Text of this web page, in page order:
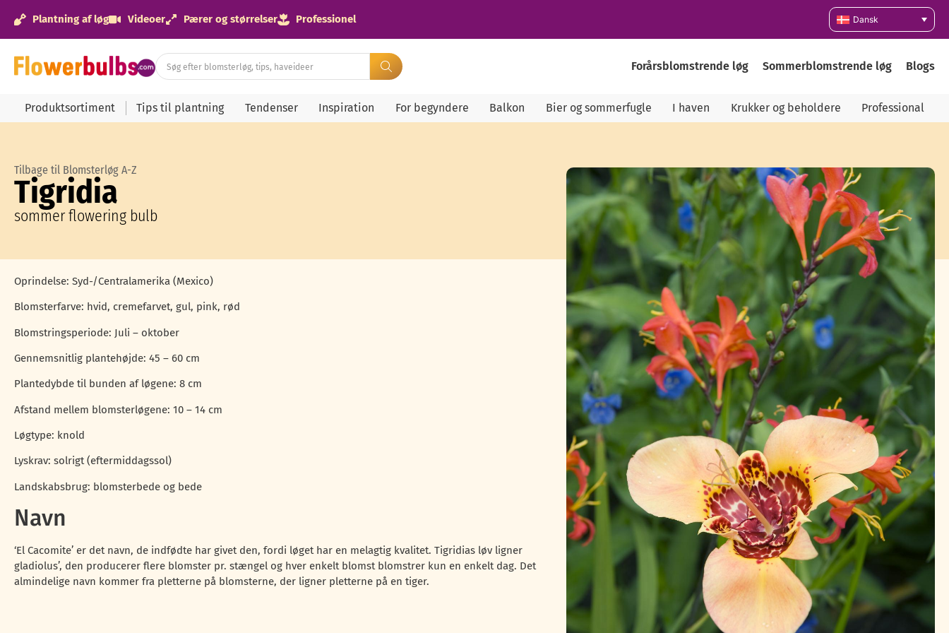
Plantning af løg Videoer Pærer og størrelser Professionel Dansk
Forårsblomstrende løg Sommerblomstrende løg Blogs
Produktsortiment Tips til plantning Tendenser Inspiration For begyndere Balkon Bier og sommerfugle I haven Krukker og beholdere Professional
Tilbage til Blomsterløg A-Z
Tigridia
sommer flowering bulb
Oprindelse: Syd-/Centralamerika (Mexico)
Blomsterfarve: hvid, cremefarvet, gul, pink, rød
Blomstringsperiode: Juli – oktober
Gennemsnitlig plantehøjde: 45 – 60 cm
Plantedybde til bunden af løgene: 8 cm
Afstand mellem blomsterløgene: 10 – 14 cm
Løgtype: knold
Lyskrav: solrigt (eftermiddagssol)
Landskabsbrug: blomsterbede og bede
Navn
‘El Cacomite’ er det navn, de indfødte har givet den, fordi løget har en melagtig kvalitet. Tigridias løv ligner
gladiolus’, den producerer flere blomster pr. stængel og hver enkelt blomst blomstrer kun en enkelt dag. Det
almindelige navn kommer fra pletterne på blomsterne, der ligner pletterne på en tiger.